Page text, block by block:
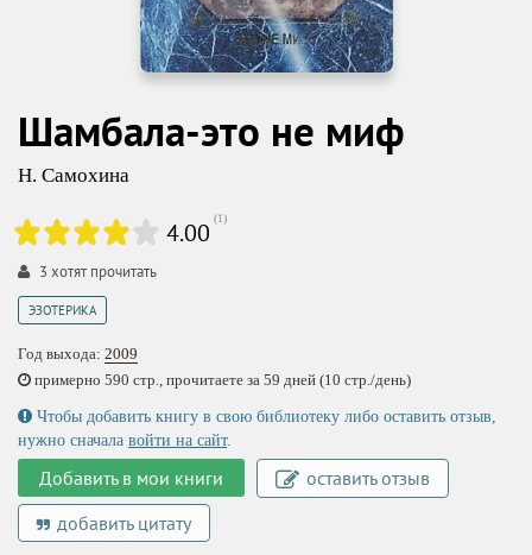
Шамбала-это не миф
Н. Самохина
4.00 (1)
3 хотят прочитать
ЭЗОТЕРИКА
Год выхода: 2009
примерно 590 стр., прочитаете за 59 дней (10 стр./день)
Чтобы добавить книгу в свою библиотеку либо оставить отзыв,
нужно сначала войти на сайт.
Добавить в мои книги
оставить отзыв
добавить цитату